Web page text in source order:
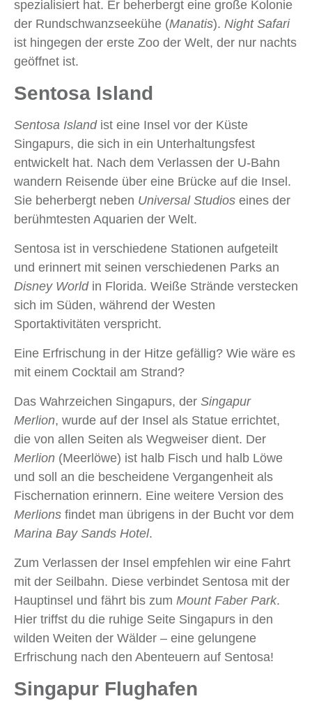
spezialisiert hat. Er beherbergt eine große Kolonie
der Rundschwanzseekühe (Manatis). Night Safari
ist hingegen der erste Zoo der Welt, der nur nachts
geöffnet ist.
Sentosa Island
Sentosa Islandist eine Insel vor der Küste
Singapurs, die sich in ein Unterhaltungsfest
entwickelt hat. Nach dem Verlassen der U-Bahn
wandern Reisende über eine Brücke auf die Insel.
Sie beherbergt neben Universal Studios eines der
berühmtesten Aquarien der Welt.
Sentosa ist in verschiedene Stationen aufgeteilt
und erinnert mit seinen verschiedenen Parks an
Disney Worldin Florida. Weiße Strände verstecken
sich im Süden, während der Westen
Sportaktivitäten verspricht.
Eine Erfrischung in der Hitze gefällig? Wie wäre es
mit einem Cocktail am Strand?
Das Wahrzeichen Singapurs, der Singapur
Merlion, wurde auf der Insel als Statue errichtet,
die von allen Seiten als Wegweiser dient. Der
Merlion (Meerlöwe) ist halb Fisch und halb Löwe
und soll an die bescheidene Vergangenheit als
Fischernation erinnern. Eine weitere Version des
Merlions findet man übrigens in der Bucht vor dem
Marina Bay Sands Hotel.
Zum Verlassen der Insel empfehlen wir eine Fahrt
mit der Seilbahn. Diese verbindet Sentosa mit der
Hauptinsel und fährt bis zum Mount Faber Park.
Hier triffst du die ruhige Seite Singapurs in den
wilden Weiten der Wälder – eine gelungene
Erfrischung nach den Abenteuern auf Sentosa!
Singapur Flughafen